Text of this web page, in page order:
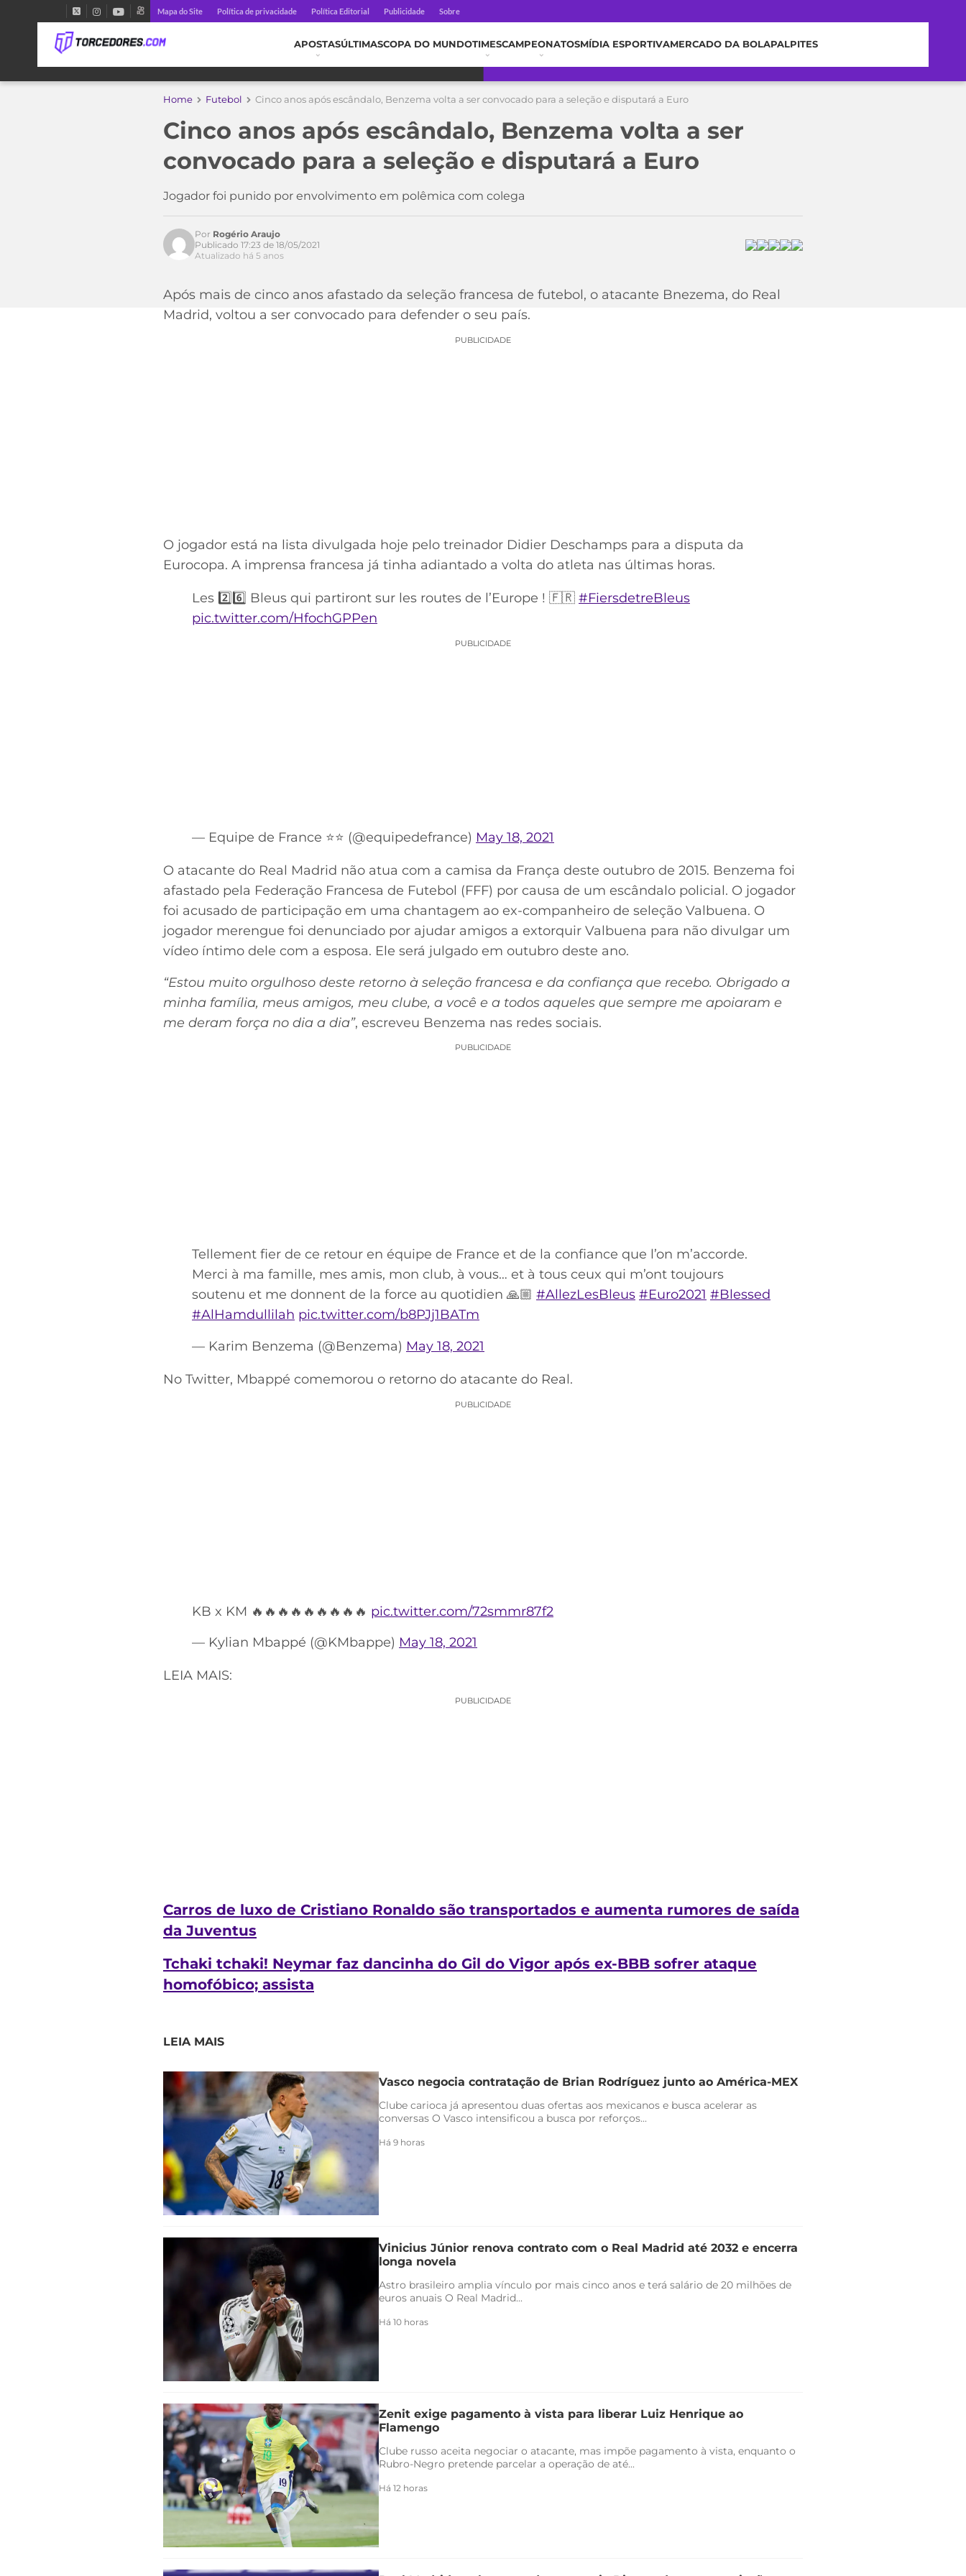
Mapa do Site Política de privacidade Política Editorial Publicidade Sobre
APOSTASÚLTIMASCOPA DO MUNDOTIMESCAMPEONATOSMÍDIA ESPORTIVAMERCADO DA BOLAPALPITES
Home Futebol Cinco anos após escândalo, Benzema volta a ser convocado para a seleção e disputará a Euro
Cinco anos após escândalo, Benzema volta a ser
convocado para a seleção e disputará a Euro
Jogador foi punido por envolvimento em polêmica com colega
Acesse o perfil do autor
Por Rogério Araujo
Publicado 17:23 de 18/05/2021
Atualizado há 5 anos
Após mais de cinco anos afastado da seleção francesa de futebol, o atacante Bnezema, do Real
Madrid, voltou a ser convocado para defender o seu país.
PUBLICIDADE
O jogador está na lista divulgada hoje pelo treinador Didier Deschamps para a disputa da
Eurocopa. A imprensa francesa já tinha adiantado a volta do atleta nas últimas horas.
Les 2️⃣6️⃣ Bleus qui partiront sur les routes de l’Europe ! 🇫🇷 #FiersdetreBleus
pic.twitter.com/HfochGPPen
PUBLICIDADE
— Equipe de France ⭐⭐ (@equipedefrance) May 18, 2021
O atacante do Real Madrid não atua com a camisa da França deste outubro de 2015. Benzema foi
afastado pela Federação Francesa de Futebol (FFF) por causa de um escândalo policial. O jogador
foi acusado de participação em uma chantagem ao ex-companheiro de seleção Valbuena. O
jogador merengue foi denunciado por ajudar amigos a extorquir Valbuena para não divulgar um
vídeo íntimo dele com a esposa. Ele será julgado em outubro deste ano.
“Estou muito orgulhoso deste retorno à seleção francesa e da confiança que recebo. Obrigado a
minha família, meus amigos, meu clube, a você e a todos aqueles que sempre me apoiaram e
me deram força no dia a dia”, escreveu Benzema nas redes sociais.
PUBLICIDADE
Tellement fier de ce retour en équipe de France et de la confiance que l’on m’accorde.
Merci à ma famille, mes amis, mon club, à vous… et à tous ceux qui m’ont toujours
soutenu et me donnent de la force au quotidien 🙏🏼 #AllezLesBleus #Euro2021 #Blessed
#AlHamdullilah pic.twitter.com/b8PJj1BATm
— Karim Benzema (@Benzema) May 18, 2021
No Twitter, Mbappé comemorou o retorno do atacante do Real.
PUBLICIDADE
KB x KM 🔥🔥🔥🔥🔥🔥🔥🔥🔥 pic.twitter.com/72smmr87f2
— Kylian Mbappé (@KMbappe) May 18, 2021
LEIA MAIS:
PUBLICIDADE
Carros de luxo de Cristiano Ronaldo são transportados e aumenta rumores de saída
da Juventus
Tchaki tchaki! Neymar faz dancinha do Gil do Vigor após ex-BBB sofrer ataque
homofóbico; assista
LEIA MAIS
Vasco negocia contratação de Brian Rodríguez junto ao América-MEX
Clube carioca já apresentou duas ofertas aos mexicanos e busca acelerar as
conversas O Vasco intensificou a busca por reforços...
Há 9 horas
Vinicius Júnior renova contrato com o Real Madrid até 2032 e encerra
longa novela
Astro brasileiro amplia vínculo por mais cinco anos e terá salário de 20 milhões de
euros anuais O Real Madrid...
Há 10 horas
Zenit exige pagamento à vista para liberar Luiz Henrique ao
Flamengo
Clube russo aceita negociar o atacante, mas impõe pagamento à vista, enquanto o
Rubro-Negro pretende parcelar a operação de até...
Há 12 horas